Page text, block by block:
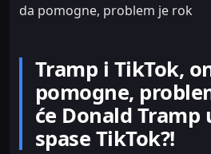
da pomogne, problem je rok
Tramp i TikTok,
pomogne,
će Donald Tramp
spase TikTok?!